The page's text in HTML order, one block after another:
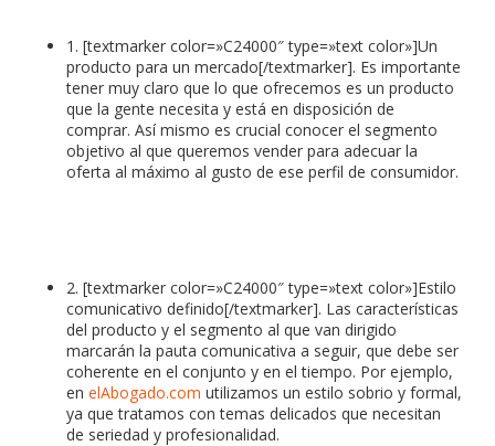
1. [textmarker color=»C24000″ type=»text color»]Un
producto para un mercado[/textmarker]. Es importante
tener muy claro que lo que ofrecemos es un producto
que la gente necesita y está en disposición de
comprar. Así mismo es crucial conocer el segmento
objetivo al que queremos vender para adecuar la
oferta al máximo al gusto de ese perfil de consumidor.
2. [textmarker color=»C24000″ type=»text color»]Estilo
comunicativo definido[/textmarker]. Las características
del producto y el segmento al que van dirigido
marcarán la pauta comunicativa a seguir, que debe ser
coherente en el conjunto y en el tiempo. Por ejemplo,
en elAbogado.com utilizamos un estilo sobrio y formal,
ya que tratamos con temas delicados que necesitan
de seriedad y profesionalidad.